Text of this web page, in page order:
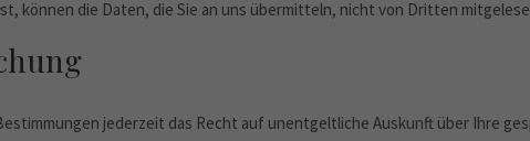
können die Daten, die Sie an uns übermitteln, nicht von Dritten
jederzeit das Recht auf unentgeltliche Auskunft über Ihre